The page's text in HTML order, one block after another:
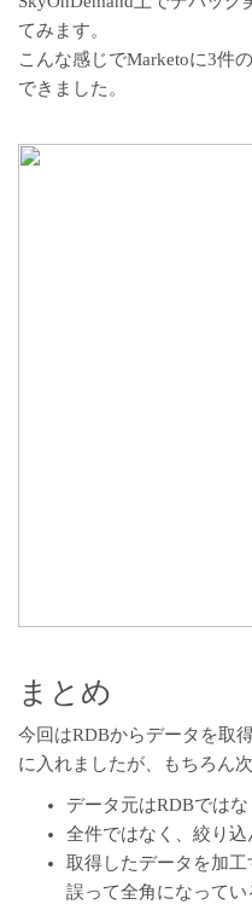
てみます。
こんな感じでMarketoに3件
できました。
まとめ
今回はRDBからデータを取
に入れましたが、もちろん
データ元はRDBではな
全件ではなく、絞り
取得したデータを加
誤って全角になって